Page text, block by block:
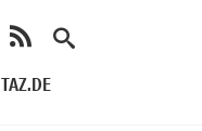
TAZ.DE